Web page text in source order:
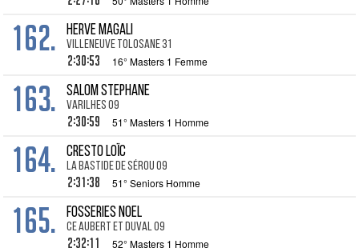
162. HERVE Magali
Villeneuve Tolosane 31
2:30:53 16° Masters 1 Femme
163. SALOM Stephane
Varilhes 09
2:30:59 51° Masters 1 Homme
164. CRESTO Loïc
La Bastide de Sérou 09
2:31:38 51° Seniors Homme
165. FOSSERIES Noel
CE Aubert et Duval 09
2:32:11 52° Masters 1 Homme